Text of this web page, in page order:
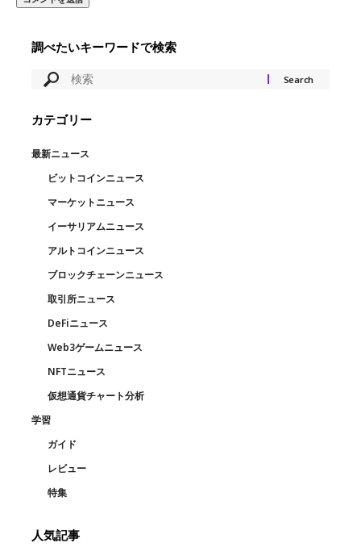
調べたいキーワードで検索
カテゴリー
最新ニュース
ビットコインニュース
マーケットニュース
イーサリアムニュース
アルトコインニュース
ブロックチェーンニュース
取引所ニュース
DeFiニュース
Web3ゲームニュース
NFTニュース
仮想通貨チャート分析
学習
ガイド
レビュー
特集
人気記事